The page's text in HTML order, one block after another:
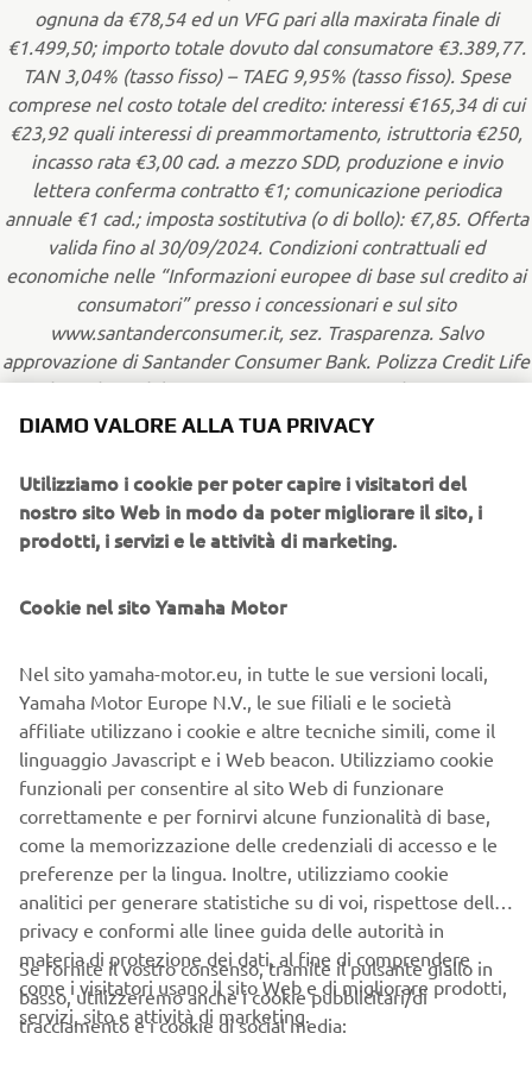
ognuna da €78,54 ed un VFG pari alla maxirata finale di
€1.499,50; importo totale dovuto dal consumatore €3.389,77.
TAN 3,04% (tasso fisso) – TAEG 9,95% (tasso fisso). Spese
comprese nel costo totale del credito: interessi €165,34 di cui
€23,92 quali interessi di preammortamento, istruttoria €250,
incasso rata €3,00 cad. a mezzo SDD, produzione e invio
lettera conferma contratto €1; comunicazione periodica
annuale €1 cad.; imposta sostitutiva (o di bollo): €7,85. Offerta
valida fino al 30/09/2024. Condizioni contrattuali ed
economiche nelle “Informazioni europee di base sul credito ai
consumatori” presso i concessionari e sul sito
www.santanderconsumer.it, sez. Trasparenza. Salvo
approvazione di Santander Consumer Bank. Polizza Credit Life
per dipendenti del settore privato - contratto di assicurazione
vita, inabilità totale permanente, perdita d’impiego o, in
temporanea. La durata della copertura è pari a quella del
finanziamento con un premio di €90,58. Compagnie
Assicurative: Cnp Santander Insurance Life Dac e Cnp
leggere i set informativi, disponibili sul sito internet
presso i concessionari Yamaha.
Annuncio promozionale. Esempio di finanziamento: YAMAHA
– NMAX 125 f.c. Prezzo €3.599 anticipo €730; importo totale
del credito €2.961,63 da restituire in 24 rate mensili ognuna da
€69,06 ed un VFG pari alla maxirata finale di €1.799,50;
importo totale dovuto dal consumatore €3.471,90. TAN 3,02%
(tasso fisso) – TAEG 9,47% (tasso fisso). Spese comprese nel
costo totale del credito: interessi €176,25 di cui €24,38 quali
interessi di preammortamento, istruttoria €250, incasso rata
€3 cad. a mezzo SDD, produzione e invio lettera conferma
contratto €1; comunicazione periodica annuale €1 cad.;
imposta sostitutiva (o di bollo): €8,02. Offerta valida fino al
30/09/2024. Condizioni contrattuali ed economiche nelle
DIAMO VALORE ALLA TUA PRIVACY
Utilizziamo i cookie per poter capire i visitatori del
nostro sito Web in modo da poter migliorare il sito, i
prodotti, i servizi e le attività di marketing.
Cookie nel sito Yamaha Motor
Nel sito yamaha-motor.eu, in tutte le sue versioni locali,
Yamaha Motor Europe N.V., le sue filiali e le società
affiliate utilizzano i cookie e altre tecniche simili, come il
linguaggio Javascript e i Web beacon. Utilizziamo cookie
funzionali per consentire al sito Web di funzionare
correttamente e per fornirvi alcune funzionalità di base,
come la memorizzazione delle credenziali di accesso e le
preferenze per la lingua. Inoltre, utilizziamo cookie
analitici per generare statistiche su di voi, rispettose della
privacy e conformi alle linee guida delle autorità in
materia di protezione dei dati, al fine di comprendere
come i visitatori usano il sito Web e di migliorare prodotti,
servizi, sito e attività di marketing.
Se fornite il vostro consenso, tramite il pulsante giallo in
basso, utilizzeremo anche i cookie pubblicitari/di
tracciamento e i cookie di social media: